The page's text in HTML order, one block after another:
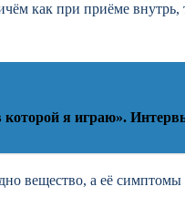
как при приёме
я играю».
вещество, а её